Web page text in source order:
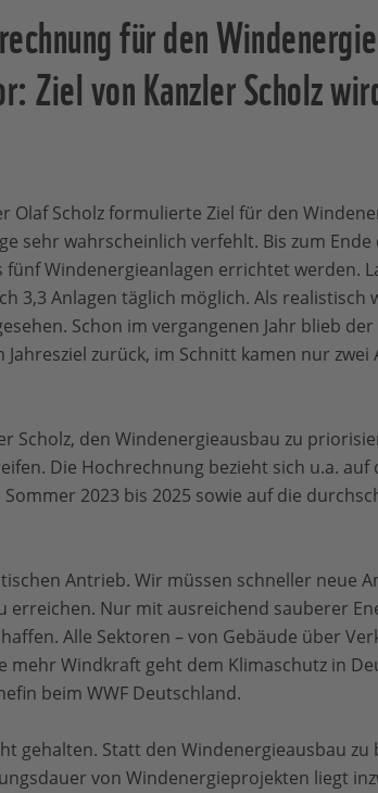
für den
Ziel von Kanzler Scholz
Olaf Scholz formulierte Ziel für den
sehr wahrscheinlich verfehlt. Bis zum
Windenergieanlagen errichtet werden.
3,3 Anlagen täglich möglich. Als realistisch
Schon im vergangenen Jahr blieb
zurück, im Schnitt kamen nur zwei
Scholz, den Windenergieausbau zu
Die Hochrechnung bezieht sich u.a. auf
2023 bis 2025 sowie auf die
Antrieb. Wir müssen schneller neue
erreichen. Nur mit ausreichend sauberer
Alle Sektoren – von Gebäude über
mehr Windkraft geht dem Klimaschutz in
beim WWF Deutschland.
gehalten. Statt den Windenergieausbau
von Windenergieprojekten liegt